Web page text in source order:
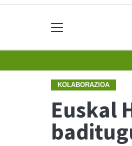
KOLABORAZIOA
Euskal